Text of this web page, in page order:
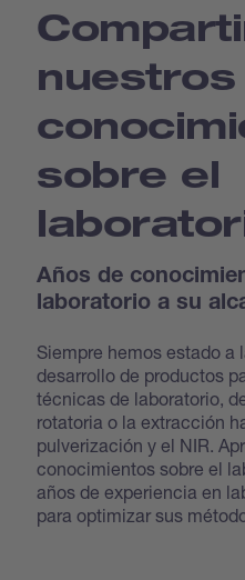
nuestros
sobre el
Años de
laboratorio a su
Siempre hemos estado a
desarrollo de productos
técnicas de laboratorio,
rotatoria o la extracción
pulverización y el NIR.
conocimientos sobre el
años de experiencia en
para optimizar sus